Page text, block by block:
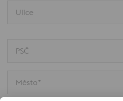
Ulice
PSČ
Město*